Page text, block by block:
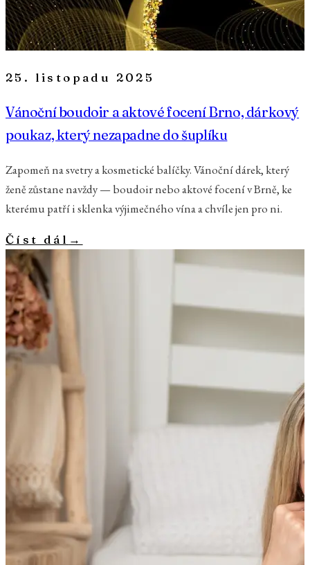
25. listopadu 2025
Vánoční boudoir a aktové focení Brno, dárkový
poukaz, který nezapadne do šuplíku
Zapomeň na svetry a kosmetické balíčky. Vánoční dárek, který
ženě zůstane navždy — boudoir nebo aktové focení v Brně, ke
kterému patří i sklenka výjimečného vína a chvíle jen pro ni.
Číst dál →